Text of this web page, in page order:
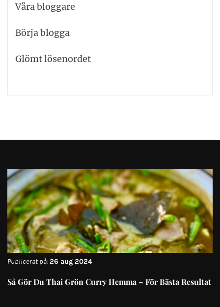
Våra bloggare
Börja blogga
Glömt lösenordet
Publicerat på:26 aug 2024
Så Gör Du Thai Grön Curry Hemma – För Bästa Resultat